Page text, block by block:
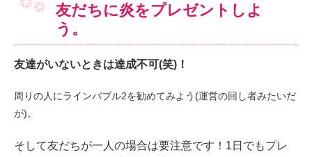
友だちに炎をプレゼントしよ
う。
友達がいないときは達成不可(笑)！
周りの人にラインバブル2を勧めてみよう(運営の回し者みたいだ
が)。
そして友だちが一人の場合は要注意です！ 1日でもプレ